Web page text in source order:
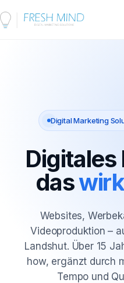
Digital Marketing
das
Websites,
Videoproduktion –
Landshut. Über 15
how, ergänzt durch
Tempo und